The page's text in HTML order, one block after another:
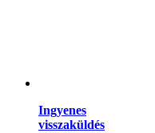
Ingyenes
visszaküldés